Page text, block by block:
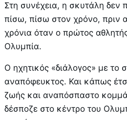
Στη συνέχεια, η σκυτάλη δεν
πίσω, πίσω στον χρόνο, πριν
χρόνια όταν ο πρώτος
Ολυμπία.
Ο ηχητικός «διάλογος» με το
αναπόφευκτος. Και κάπως
ζωής και αναπόσπαστο
δέσποζε στο κέντρο του